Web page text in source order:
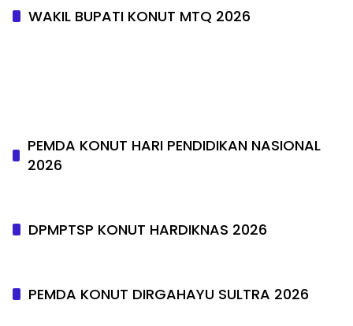
WAKIL BUPATI KONUT MTQ 2026
PEMDA KONUT HARI PENDIDIKAN NASIONAL
2026
DPMPTSP KONUT HARDIKNAS 2026
PEMDA KONUT DIRGAHAYU SULTRA 2026